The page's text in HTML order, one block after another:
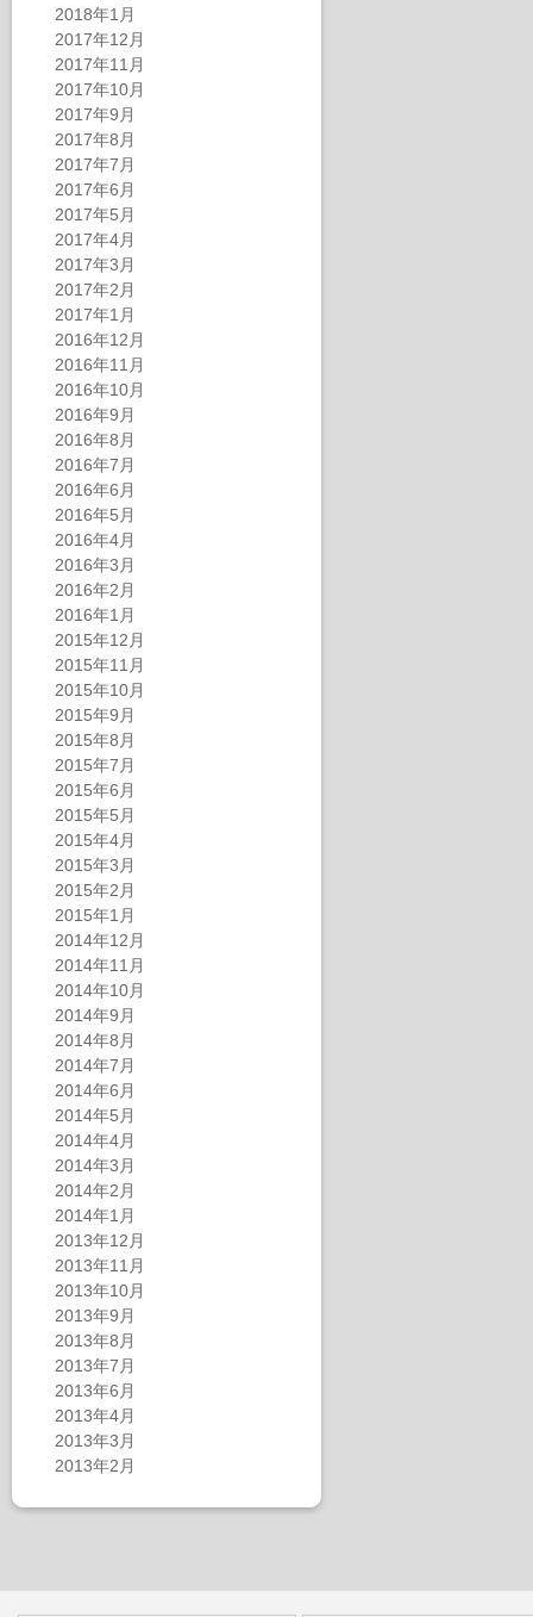
2018年1月
2017年12月
2017年11月
2017年10月
2017年9月
2017年8月
2017年7月
2017年6月
2017年5月
2017年4月
2017年3月
2017年2月
2017年1月
2016年12月
2016年11月
2016年10月
2016年9月
2016年8月
2016年7月
2016年6月
2016年5月
2016年4月
2016年3月
2016年2月
2016年1月
2015年12月
2015年11月
2015年10月
2015年9月
2015年8月
2015年7月
2015年6月
2015年5月
2015年4月
2015年3月
2015年2月
2015年1月
2014年12月
2014年11月
2014年10月
2014年9月
2014年8月
2014年7月
2014年6月
2014年5月
2014年4月
2014年3月
2014年2月
2014年1月
2013年12月
2013年11月
2013年10月
2013年9月
2013年8月
2013年7月
2013年6月
2013年4月
2013年3月
2013年2月